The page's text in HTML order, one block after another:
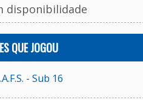
disponibilidade
QUE JOGOU
- Sub 16